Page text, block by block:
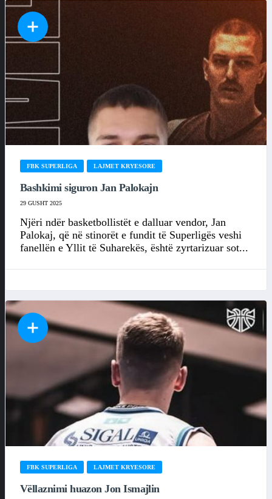
FBK SUPERLIGA LAJMET KRYESORE
Bashkimi siguron Jan Palokajn
29 GUSHT 2025
Njëri ndër basketbollistët e dalluar vendor, Jan
Palokaj, që në stinorët e fundit të Superligës veshi
fanellën e Yllit të Suharekës, është zyrtarizuar sot...
FBK SUPERLIGA LAJMET KRYESORE
Vëllaznimi huazon Jon Ismajlin